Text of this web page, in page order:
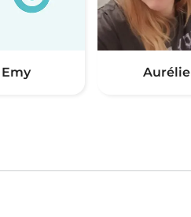
Emy Aurélie